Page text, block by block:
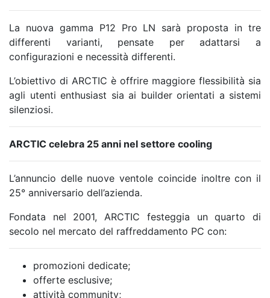
La nuova gamma P12 Pro LN sarà proposta in tre
differenti varianti, pensate per adattarsi a
configurazioni e necessità differenti.
L’obiettivo di ARCTIC è offrire maggiore flessibilità sia
agli utenti enthusiast sia ai builder orientati a sistemi
silenziosi.
ARCTIC celebra 25 anni nel settore cooling
L’annuncio delle nuove ventole coincide inoltre con il
25° anniversario dell’azienda.
Fondata nel 2001, ARCTIC festeggia un quarto di
secolo nel mercato del raffreddamento PC con:
promozioni dedicate;
offerte esclusive;
attività community;